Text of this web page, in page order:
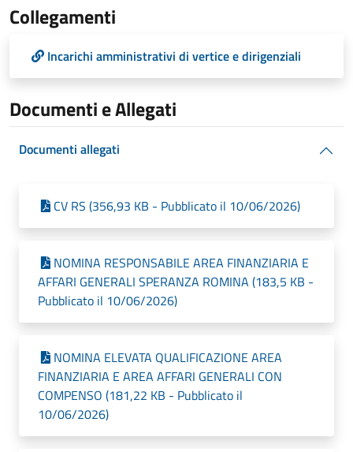
Collegamenti
Incarichi amministrativi di vertice e dirigenziali
Documenti e Allegati
Documenti allegati
CV RS (356,93 KB - Pubblicato il 10/06/2026)
NOMINA RESPONSABILE AREA FINANZIARIA E
AFFARI GENERALI SPERANZA ROMINA (183,5 KB -
Pubblicato il 10/06/2026)
NOMINA ELEVATA QUALIFICAZIONE AREA
FINANZIARIA E AREA AFFARI GENERALI CON
COMPENSO (181,22 KB - Pubblicato il
10/06/2026)